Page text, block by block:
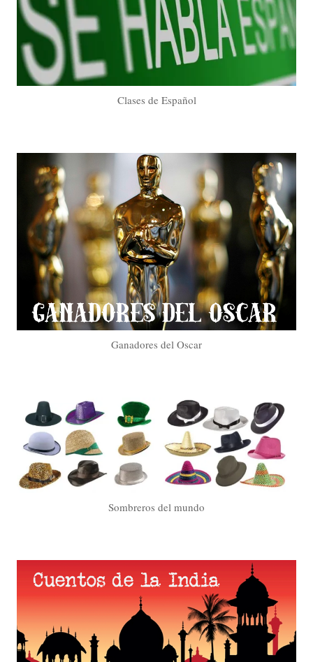
Clases de Español
Ganadores del Oscar
Sombreros del mundo